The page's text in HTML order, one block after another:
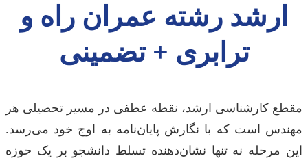
ارشد رشته عمران راه و
ترابری + تضمینی
مقطع کارشناسی ارشد، نقطه عطفی در مسیر تحصیلی هر
مهندس است که با نگارش پایان‌نامه به اوج خود می‌رسد.
این مرحله نه تنها نشان‌دهنده تسلط دانشجو بر یک حوزه